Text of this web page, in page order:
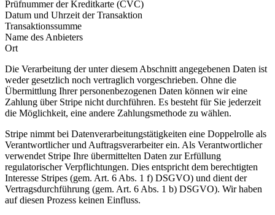
Prüfnummer der Kreditkarte (CVC)
Datum und Uhrzeit der Transaktion
Transaktionssumme
Name des Anbieters
Ort
Die Verarbeitung der unter diesem Abschnitt angegebenen Daten ist
weder gesetzlich noch vertraglich vorgeschrieben. Ohne die
Übermittlung Ihrer personenbezogenen Daten können wir eine
Zahlung über Stripe nicht durchführen. Es besteht für Sie jederzeit
die Möglichkeit, eine andere Zahlungsmethode zu wählen.
Stripe nimmt bei Datenverarbeitungstätigkeiten eine Doppelrolle als
Verantwortlicher und Auftragsverarbeiter ein. Als Verantwortlicher
verwendet Stripe Ihre übermittelten Daten zur Erfüllung
regulatorischer Verpflichtungen. Dies entspricht dem berechtigten
Interesse Stripes (gem. Art. 6 Abs. 1 f) DSGVO) und dient der
Vertragsdurchführung (gem. Art. 6 Abs. 1 b) DSGVO). Wir haben
auf diesen Prozess keinen Einfluss.